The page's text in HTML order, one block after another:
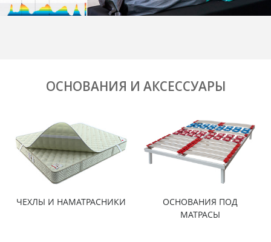
ОСНОВАНИЯ И АКСЕССУАРЫ
ЧЕХЛЫ И НАМАТРАСНИКИ
ОСНОВАНИЯ ПОД
МАТРАСЫ